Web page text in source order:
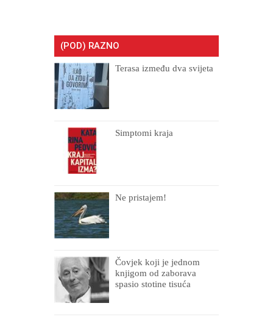
(POD) RAZNO
Terasa između dva svijeta
Simptomi kraja
Ne pristajem!
Čovjek koji je jednom
knjigom od zaborava
spasio stotine tisuća